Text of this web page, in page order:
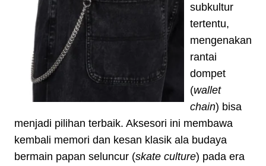
subkultur
tertentu,
mengenakan
rantai
dompet
(wallet
chain) bisa
menjadi pilihan terbaik. Aksesori ini membawa
kembali memori dan kesan klasik ala budaya
bermain papan seluncur (skate culture) pada era